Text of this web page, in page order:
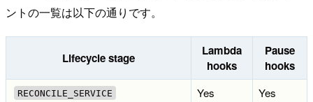
ントの一覧は以下の通りです。
Lifecycle stage
Lambda
hooks
Pause
hooks
RECONCILE_SERVICE Yes Yes